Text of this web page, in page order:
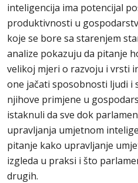
inteligencija ima potencijal
produktivnosti u
koje se bore sa starenjem
analize pokazuju da pitanje
velikoj mjeri o razvoju i vrsti
one jačati sposobnosti ljudi i
njihove primjene u
istaknuli da sve dok
upravljanja umjetnom
pitanje kako upravljanje
izgleda u praksi i što
drugih.